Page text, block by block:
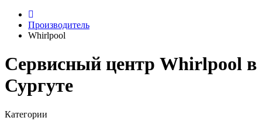
Производитель
Whirlpool
Сервисный центр Whirlpool в
Сургуте
Категории